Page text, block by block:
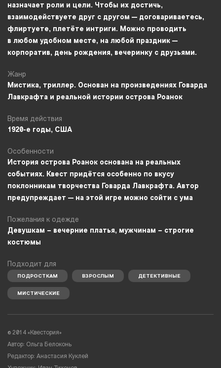
назначает роли и цели. Чтобы их достичь,
взаимодействуете друг с другом — договариваетесь,
флиртуете, плетёте интриги. Можно проводить
в любом удобном месте, на любой праздник —
корпоратив, день рождения, вечеринку с друзьями.
Жанр
Мистика, триллер. Основан на произведениях Говарда
Лавкрафта и реальной истории острова Роанок
Время действия
1920-е годы, США
Особенности
История острова Роанок основана на реальных
событиях. Квест придётся особенно по вкусу
поклонникам творчества Говарда Лавкрафта. Автор
предупреждает — на этой игре можно сойти с ума
Пожелания к одежде
Девушкам – вечерние платья, мужчинам – строгие
костюмы
Подходит для
ПОДРОСТКАМ ВЗРОСЛЫМ ДЕТЕКТИВНЫЕ
МИСТИЧЕСКИЕ
© 2014 «Квестория»
Автор: Ольга Белоконь
Редактор: Анастасия Куклей